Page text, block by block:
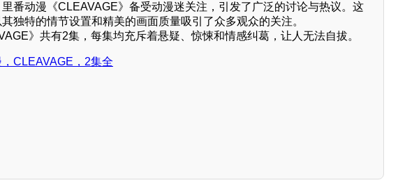
番动漫《CLEAVAGE》备受动漫迷关注，引发了广泛的讨论与热议。这
独特的情节设置和精美的画面质量吸引了众多观众的关注。
》共有2集，每集均充斥着悬疑、惊悚和情感纠葛，让人无法自拔。
CLEAVAGE，2集全